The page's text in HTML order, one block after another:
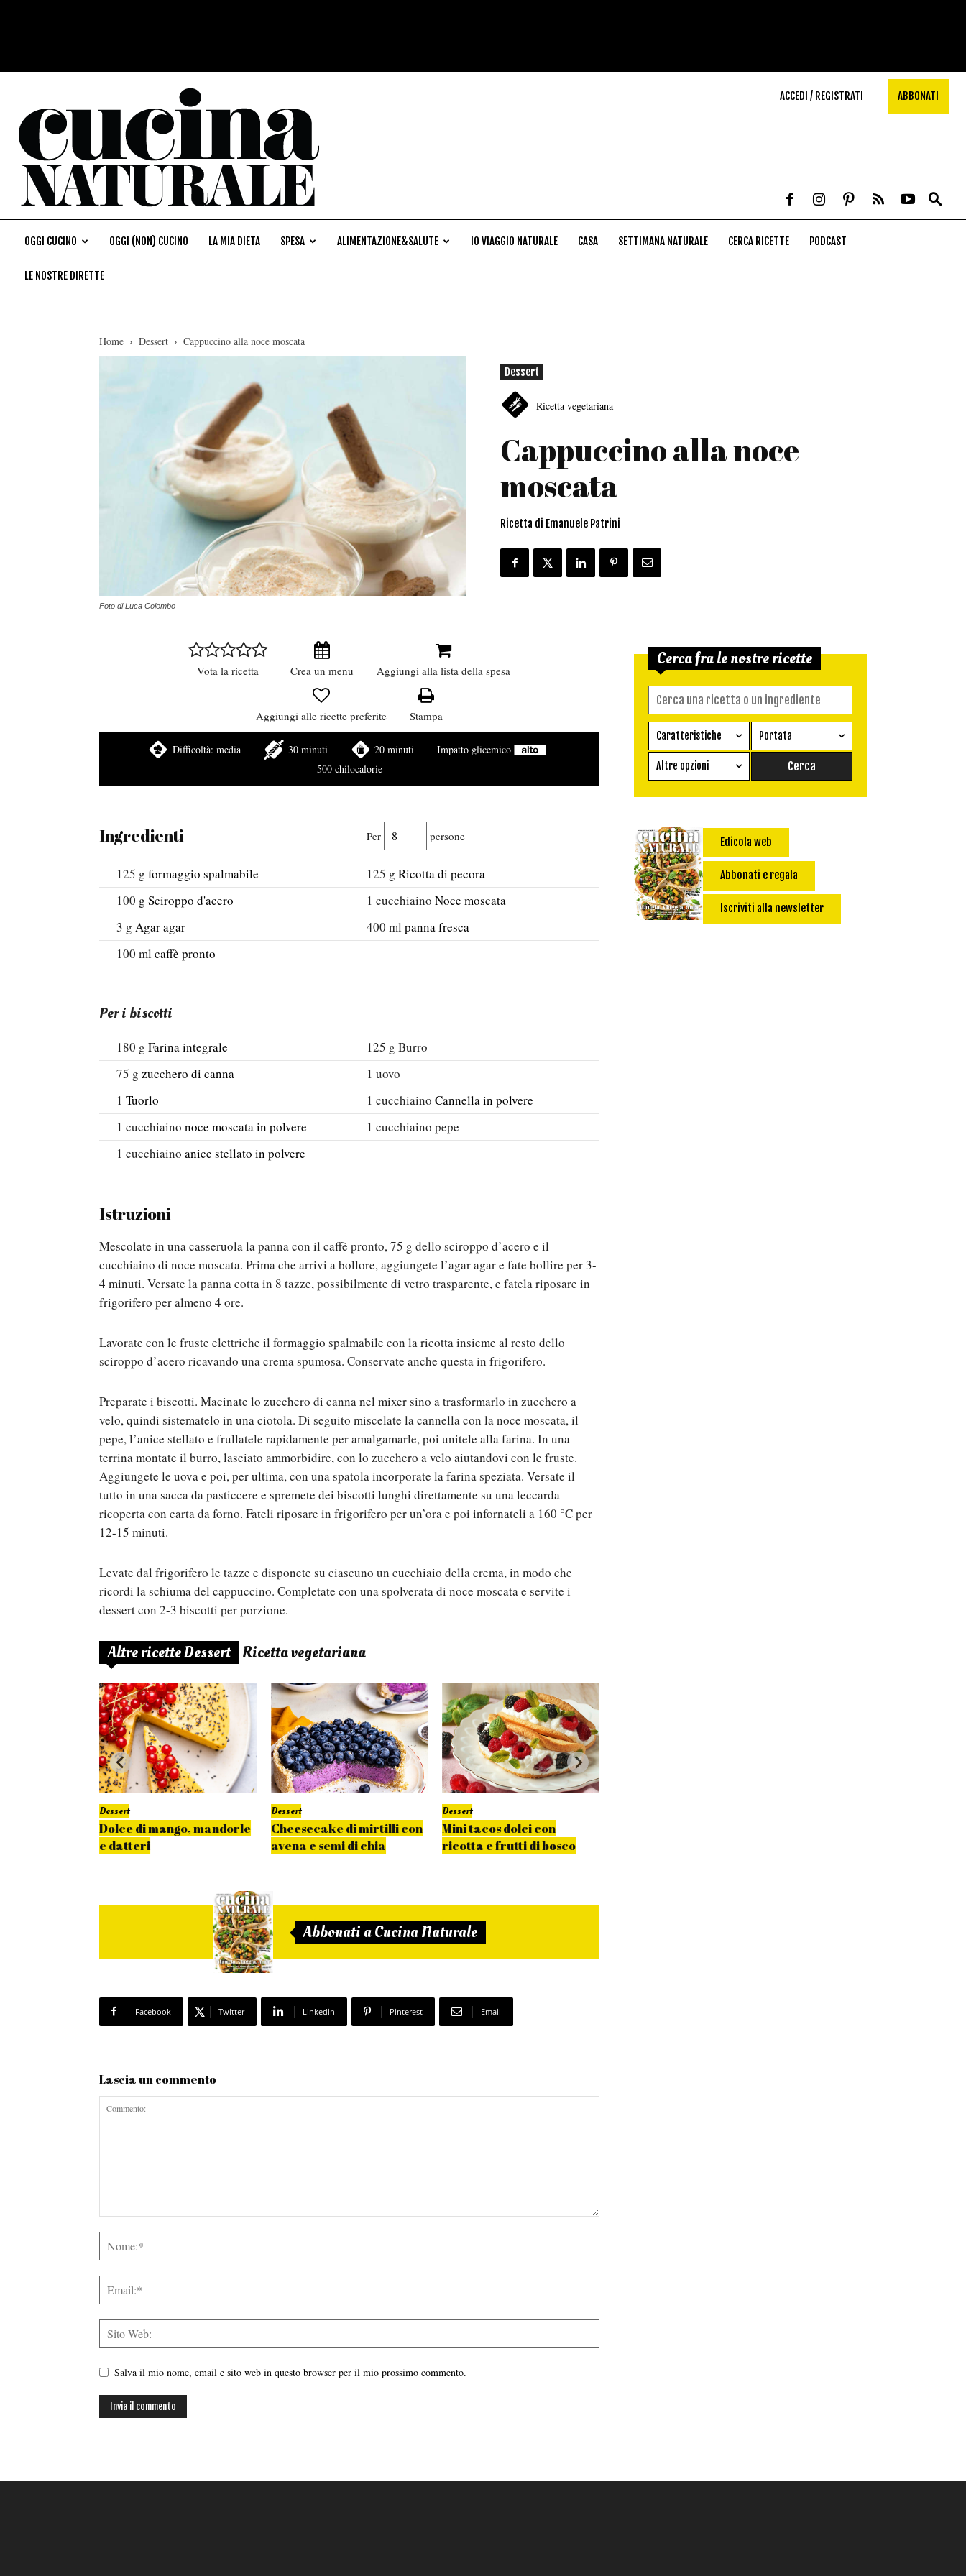
ACCEDI / REGISTRATI ABBONATI
OGGI CUCINO OGGI (NON) CUCINO LA MIA DIETA SPESA ALIMENTAZIONE&SALUTE IO VIAGGIO NATURALE CASA SETTIMANA NATURALE CERCA RICETTE PODCAST
LE NOSTRE DIRETTE
Home Dessert Cappuccino alla noce moscata
Foto di Luca Colombo
Dessert
Ricetta vegetariana
Cappuccino alla noce
moscata
Ricetta di Emanuele Patrini
Vota la ricetta Crea un menu Aggiungi alla lista della spesa
Aggiungi alle ricette preferite Stampa
Difficoltà: media 30 minuti 20 minuti
Impatto glicemico
500 chilocalorie
Ingredienti Per persone
125 g formaggio spalmabile 125 g Ricotta di pecora
100 g Sciroppo d'acero 1 cucchiaino Noce moscata
3 g Agar agar 400 ml panna fresca
100 ml caffè pronto
Per i biscotti
180 g Farina integrale 125 g Burro
75 g zucchero di canna 1 uovo
1 Tuorlo 1 cucchiaino Cannella in polvere
1 cucchiaino noce moscata in polvere 1 cucchiaino pepe
1 cucchiaino anice stellato in polvere
Istruzioni
Mescolate in una casseruola la panna con il caffè pronto, 75 g dello sciroppo d’acero e il
cucchiaino di noce moscata. Prima che arrivi a bollore, aggiungete l’agar agar e fate bollire per 3-
4 minuti. Versate la panna cotta in 8 tazze, possibilmente di vetro trasparente, e fatela riposare in
frigorifero per almeno 4 ore.
Lavorate con le fruste elettriche il formaggio spalmabile con la ricotta insieme al resto dello
sciroppo d’acero ricavando una crema spumosa. Conservate anche questa in frigorifero.
Preparate i biscotti. Macinate lo zucchero di canna nel mixer sino a trasformarlo in zucchero a
velo, quindi sistematelo in una ciotola. Di seguito miscelate la cannella con la noce moscata, il
pepe, l’anice stellato e frullatele rapidamente per amalgamarle, poi unitele alla farina. In una
terrina montate il burro, lasciato ammorbidire, con lo zucchero a velo aiutandovi con le fruste.
Aggiungete le uova e poi, per ultima, con una spatola incorporate la farina speziata. Versate il
tutto in una sacca da pasticcere e spremete dei biscotti lunghi direttamente su una leccarda
ricoperta con carta da forno. Fateli riposare in frigorifero per un’ora e poi infornateli a 160 °C per
12-15 minuti.
Levate dal frigorifero le tazze e disponete su ciascuno un cucchiaio della crema, in modo che
ricordi la schiuma del cappuccino. Completate con una spolverata di noce moscata e servite i
dessert con 2-3 biscotti per porzione.
Altre ricette Dessert Ricetta vegetariana
Dessert
Dolce di mango, mandorle
e datteri
Dessert
Cheesecake di mirtilli con
avena e semi di chia
Dessert
Mini tacos dolci con
ricotta e frutti di bosco
Abbonati a Cucina Naturale
Facebook Twitter Linkedin Pinterest Email
Lascia un commento
Salva il mio nome, email e sito web in questo browser per il mio prossimo commento.
Cerca fra le nostre ricette
Caratteristiche
Ricetta vegetariana
Senza glutine
senza uova
Vegan
Portata
Antipasto
Conserva
Dessert
Pane
Salsa
Secondo
Altre opzioni
Impatto Glicemico:
Calorie max (kcal):
Edicola web
Abbonati e regala
Iscriviti alla newsletter